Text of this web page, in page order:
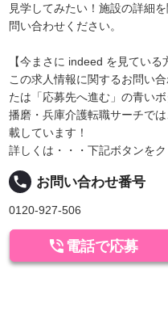
見学してみたい！施設の詳細
問い合わせください。
【今まさに indeed を見ている
この求人情報に関するお問い
たは「応募先へ進む」の青い
播磨・兵庫介護転職サーチで
載しています！
詳しくは・・・下記ボタンを
local_phone お問い合わせ番号
0120-927-506
 電話で応募